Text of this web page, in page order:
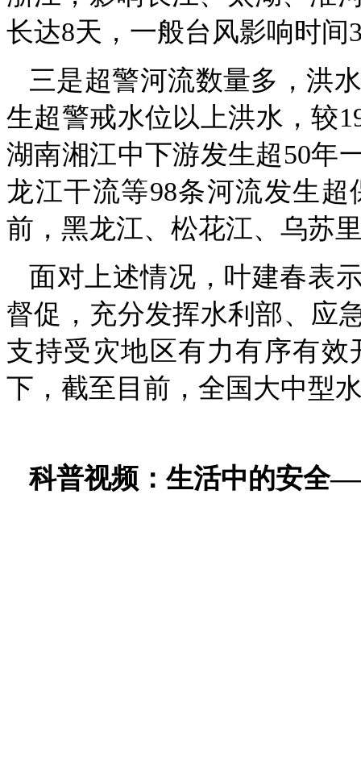
长达8天，一般台风影响时间
三是超警河流数量多，洪
生超警戒水位以上洪水，较
湖南湘江中下游发生超50年
龙江干流等98条河流发生
前，黑龙江、松花江、乌苏
面对上述情况，叶建春表
督促，充分发挥水利部、应
支持受灾地区有力有序有
下，截至目前，全国大中型
科普视频：生活中的安全